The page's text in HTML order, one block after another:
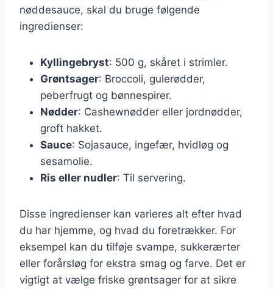
nøddesauce, skal du bruge følgende
ingredienser:
Kyllingebryst: 500 g, skåret i strimler.
Grøntsager: Broccoli, gulerødder,
peberfrugt og bønnespirer.
Nødder: Cashewnødder eller jordnødder,
groft hakket.
Sauce: Sojasauce, ingefær, hvidløg og
sesamolie.
Ris eller nudler: Til servering.
Disse ingredienser kan varieres alt efter hvad
du har hjemme, og hvad du foretrækker. For
eksempel kan du tilføje svampe, sukkerærter
eller forårsløg for ekstra smag og farve. Det er
vigtigt at vælge friske grøntsager for at sikre